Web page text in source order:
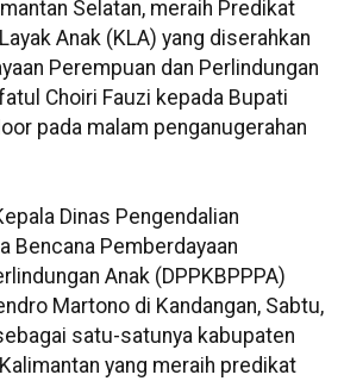
Selatan, meraih Predikat
Anak (KLA) yang diserahkan
Perempuan dan Perlindungan
Choiri Fauzi kepada Bupati
pada malam penganugerahan
Dinas Pengendalian
Bencana Pemberdayaan
Anak (DPPKBPPPA)
Martono di Kandangan, Sabtu,
satu-satunya kabupaten
yang meraih predikat